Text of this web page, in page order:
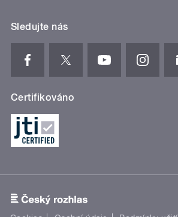
Sledujte nás
Certifikováno